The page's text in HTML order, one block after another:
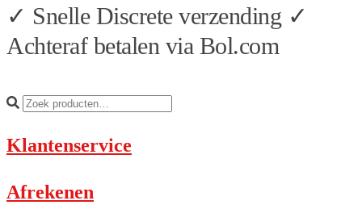
✓ Snelle Discrete verzending ✓
Achteraf betalen via Bol.com
Klantenservice
Afrekenen